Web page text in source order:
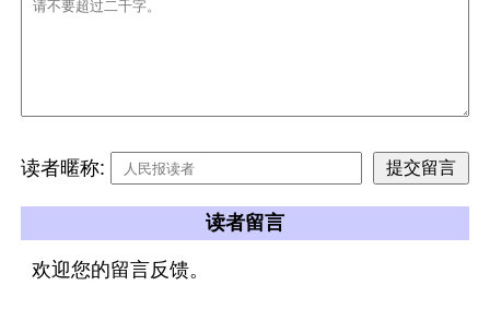
读者暱称:
读者留言
欢迎您的留言反馈。